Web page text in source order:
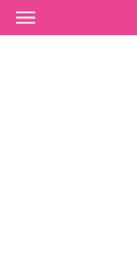
Ir al contenido principal